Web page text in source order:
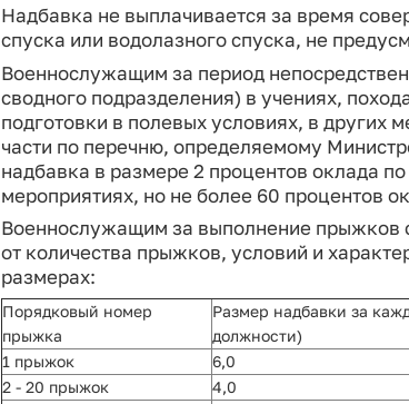
Надбавка не выплачивается за время
спуска или водолазного спуска, не
Военнослужащим за период
сводного подразделения) в учениях,
подготовки в полевых условиях, в других
части по перечню, определяемому
надбавка в размере 2 процентов оклада
мероприятиях, но не более 60 процентов
Военнослужащим за выполнение прыжков
от количества прыжков, условий и
размерах:
Порядковый номер
прыжка
Размер надбавки за
должности)
1 прыжок
6,0
2 - 20 прыжок
4,0